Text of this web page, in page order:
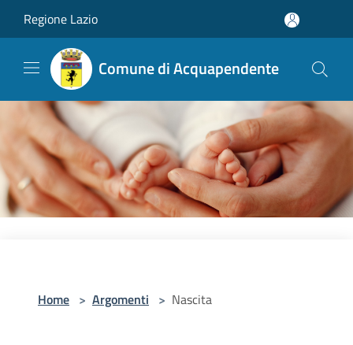
Regione Lazio
Comune di Acquapendente
Home > Argomenti > Nascita